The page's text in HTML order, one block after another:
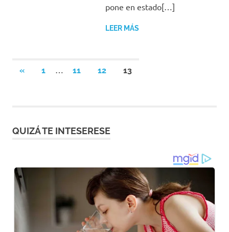
pone en estado[…]
LEER MÁS
Paginación
«ENTRADAS
1 11 12 13
QUIZÁ TE INTESERESE